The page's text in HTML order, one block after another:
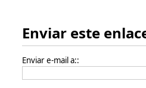
Enviar este
Enviar e-mail a::